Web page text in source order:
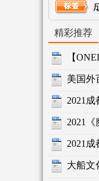
精彩推荐
【
美国外
2021成
2021
2021
大船文